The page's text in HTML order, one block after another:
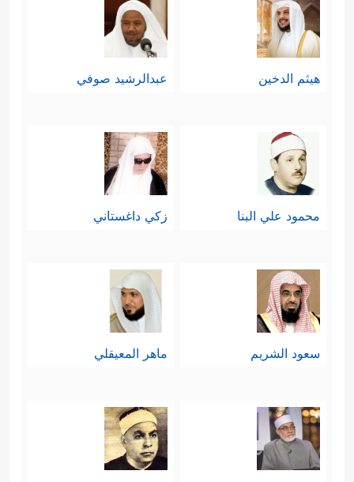
هيثم الدخين عبدالرشيد صوفي
محمود علي البنا زكي داغستاني
سعود الشريم ماهر المعيقلي